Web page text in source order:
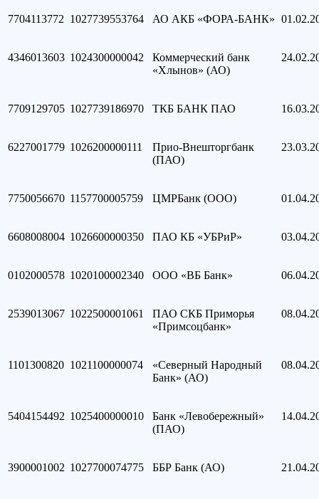
7704113772 1027739553764 АО АКБ «ФОРА-БАНК»
4346013603 1024300000042
Коммерческий банк
«Хлынов» (АО)
7709129705 1027739186970 ТКБ БАНК ПАО
6227001779 1026200000111
Прио-Внешторгбанк
(ПАО)
7750056670 1157700005759 ЦМРБанк (ООО)
6608008004 1026600000350 ПАО КБ «УБРиР»
0102000578 1020100002340 ООО «ВБ Банк»
2539013067 1022500001061
ПАО СКБ Приморья
«Примсоцбанк»
1101300820 1021100000074
«Северный Народный
Банк» (АО)
5404154492 1025400000010
Банк «Левобережный»
(ПАО)
3900001002 1027700074775 ББР Банк (АО)